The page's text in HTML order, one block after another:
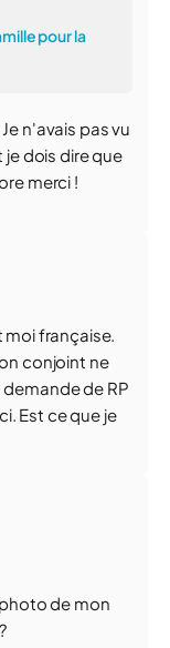
pour la
n'avais pas vu
dois dire que
merci !
française.
conjoint ne
de RP
Est ce que je
de mon